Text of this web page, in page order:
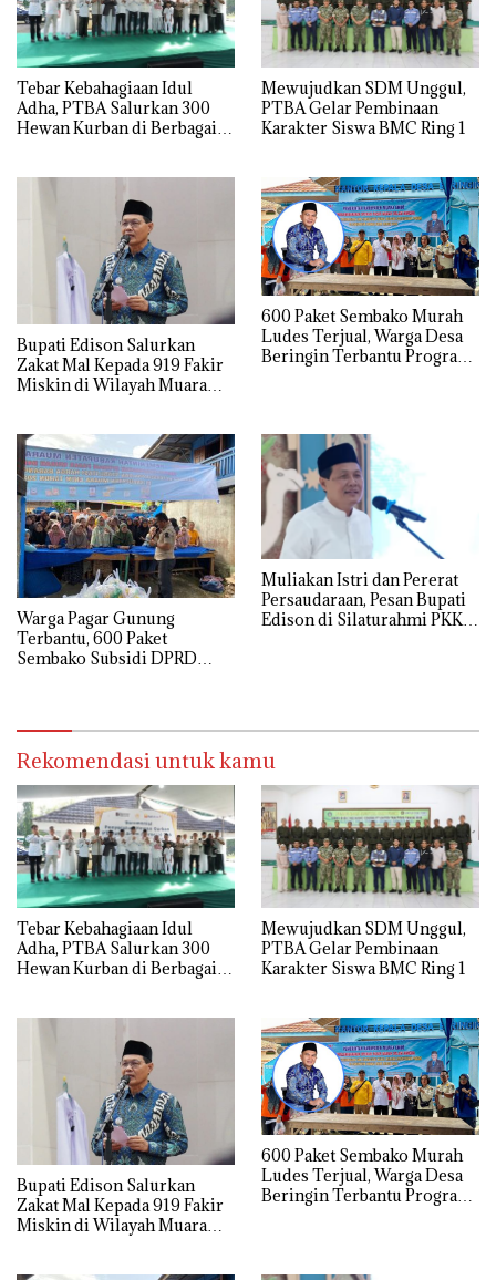
Tebar Kebahagiaan Idul
Adha, PTBA Salurkan 300
Hewan Kurban di Berbagai
Mewujudkan SDM Unggul,
PTBA Gelar Pembinaan
Karakter Siswa BMC Ring 1
Bupati Edison Salurkan
Zakat Mal Kepada 919 Fakir
Miskin di Wilayah Muara
600 Paket Sembako Murah
Ludes Terjual, Warga Desa
Beringin Terbantu Program
Warga Pagar Gunung
Terbantu, 600 Paket
Sembako Subsidi DPRD
Muliakan Istri dan Pererat
Persaudaraan, Pesan Bupati
Edison di Silaturahmi PKK
Rekomendasi untuk kamu
Tebar Kebahagiaan Idul
Adha, PTBA Salurkan 300
Hewan Kurban di Berbagai
Mewujudkan SDM Unggul,
PTBA Gelar Pembinaan
Karakter Siswa BMC Ring 1
Bupati Edison Salurkan
Zakat Mal Kepada 919 Fakir
Miskin di Wilayah Muara
600 Paket Sembako Murah
Ludes Terjual, Warga Desa
Beringin Terbantu Program